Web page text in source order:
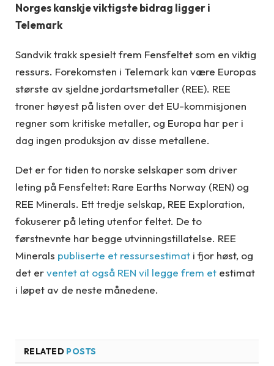
Norges kanskje viktigste bidrag ligger i
Telemark
Sandvik trakk spesielt frem Fensfeltet som en viktig
ressurs. Forekomsten i Telemark kan være Europas
største av sjeldne jordartsmetaller (REE). REE
troner høyest på listen over det EU-kommisjonen
regner som kritiske metaller, og Europa har per i
dag ingen produksjon av disse metallene.
Det er for tiden to norske selskaper som driver
leting på Fensfeltet: Rare Earths Norway (REN) og
REE Minerals. Ett tredje selskap, REE Exploration,
fokuserer på leting utenfor feltet. De to
førstnevnte har begge utvinningstillatelse. REE
Minerals publiserte et ressursestimat i fjor høst, og
det erventet at også REN vil legge frem et estimat
i løpet av de neste månedene.
RELATED POSTS